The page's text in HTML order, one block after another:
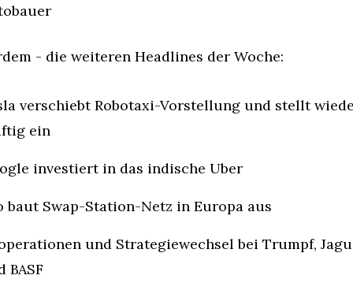
- die weiteren Headlines der Woche:
verschiebt Robotaxi-Vorstellung und stellt
ein
investiert in das indische Uber
baut Swap-Station-Netz in Europa aus
und Strategiewechsel bei Trumpf,
BASF